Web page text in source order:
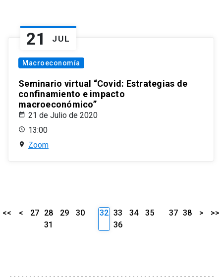
21 JUL
Macroeconomía
Seminario virtual “Covid: Estrategias de
confinamiento e impacto
macroeconómico”
21 de Julio de 2020
13:00
Zoom
<< < 27 28 29
30
31
32 33 34
35
36
37 38 > >>